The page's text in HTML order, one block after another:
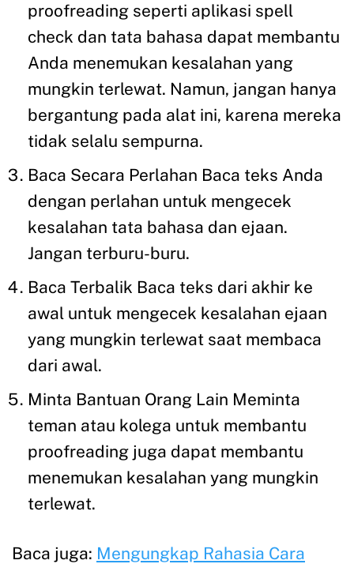
proofreading seperti aplikasi spell
check dan tata bahasa dapat membantu
Anda menemukan kesalahan yang
mungkin terlewat. Namun, jangan hanya
bergantung pada alat ini, karena mereka
tidak selalu sempurna.
Baca Secara Perlahan Baca teks Anda
dengan perlahan untuk mengecek
kesalahan tata bahasa dan ejaan.
Jangan terburu-buru.
Baca Terbalik Baca teks dari akhir ke
awal untuk mengecek kesalahan ejaan
yang mungkin terlewat saat membaca
dari awal.
Minta Bantuan Orang Lain Meminta
teman atau kolega untuk membantu
proofreading juga dapat membantu
menemukan kesalahan yang mungkin
terlewat.
Baca juga: Mengungkap Rahasia Cara